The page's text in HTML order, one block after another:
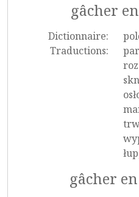
gâcher
Dictionnaire:
Traductions:
gâcher